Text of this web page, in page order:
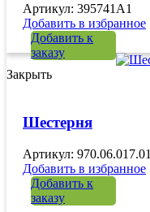
Артикул: 395741A1
Добавить в избранное
Добавить к
заказу
Закрыть
Шестерня
Артикул: 970.06.017.01
Добавить в избранное
Добавить к
заказу